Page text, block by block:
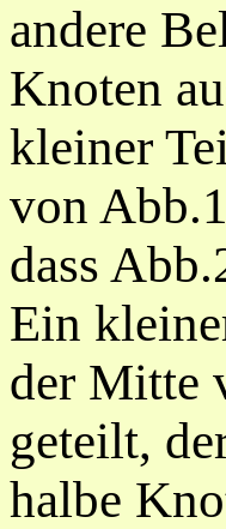
andere
Knoten
kleiner
von
dass
Ein
der Mitte
geteilt,
halbe